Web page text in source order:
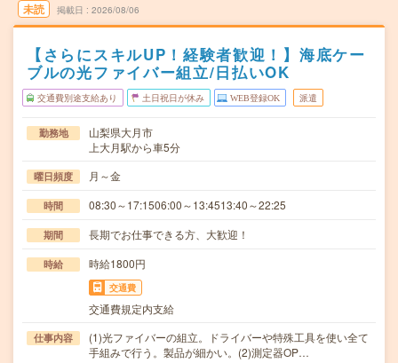
未読 掲載日 2026/08/06
【さらにスキルUP！経験者歓迎！】海底ケー
ブルの光ファイバー組立/日払いOK
交通費別途支給あり 土日祝日が休み WEB登録OK 派遣
勤務地
山梨県大月市
上大月駅から車5分
曜日頻度 月～金
時間 08:30～17:1506:00～13:4513:40～22:25
期間 長期でお仕事できる方、大歓迎！
時給 時給1800円
交通費
交通費規定内支給
仕事内容
(1)光ファイバーの組立。ドライバーや特殊工具を使い全て
手組みで行う。製品が細かい。(2)測定器OP…